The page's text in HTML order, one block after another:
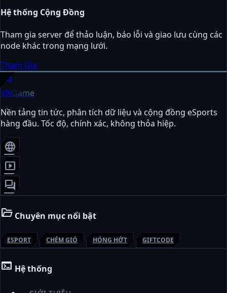
Hệ thống Cộng Đồng
Tham gia server để thảo luận, báo lỗi và giao lưu cùng các
node khác trong mạng lưới.
Tham Gia
sports_esports
VNGame
Nền tảng tin tức, phân tích dữ liệu và cộng đồng eSports
hàng đầu. Tốc độ, chính xác, không thỏa hiệp.
language
smart_display
forum
folder_open Chuyên mục nổi bật
ESPORT CHÉM GIÓ HÓNG HỚT GIFTCODE
terminal Hệ thống